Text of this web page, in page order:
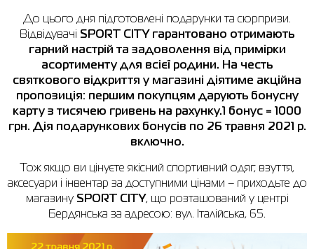
Шорти
Спідниці
Larum
Nike
Radder
До цього дня підготовлені подарунки та сюрпризи.
Відвідувачі SPORT CITY гарантовано отримають
гарний настрій та задоволення від примірки
асортименту для всієї родини. На честь
святкового відкриття у магазині діятиме акційна
пропозиція: першим покупцям дарують бонусну
карту з тисячею гривень на рахунку.1 бонус = 1000
грн. Дія подарункових бонусів по 26 травня 2021 р.
включно.
Тож якщо ви цінуєте якісний спортивний одяг, взуття,
аксесуари і інвентар за доступними цінами – приходьте до
магазину SPORT CITY, що розташований у центрі
Бердянська за адресою: вул. Італійська, 65.